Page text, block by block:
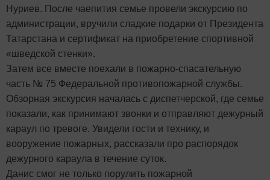
Нуриев. После чаепития семье провели экскурсию по
администрации, вручили сладкие подарки от Президента
Татарстана и сертификат на приобретение спортивной
«шведской стенки».
Затем все вместе поехали в пожарно-спасательную
часть № 75 Федеральной противопожарной службы.
Обзорная экскурсия началась с диспетчерской, где семье
показали, как принимают звонки и отправляют дежурный
караул по тревоге. Увидели гости и технику, и
вооружение пожарных, рассказали про распорядок
дежурного караула в течение суток.
Данис смог не только порулить пожарной